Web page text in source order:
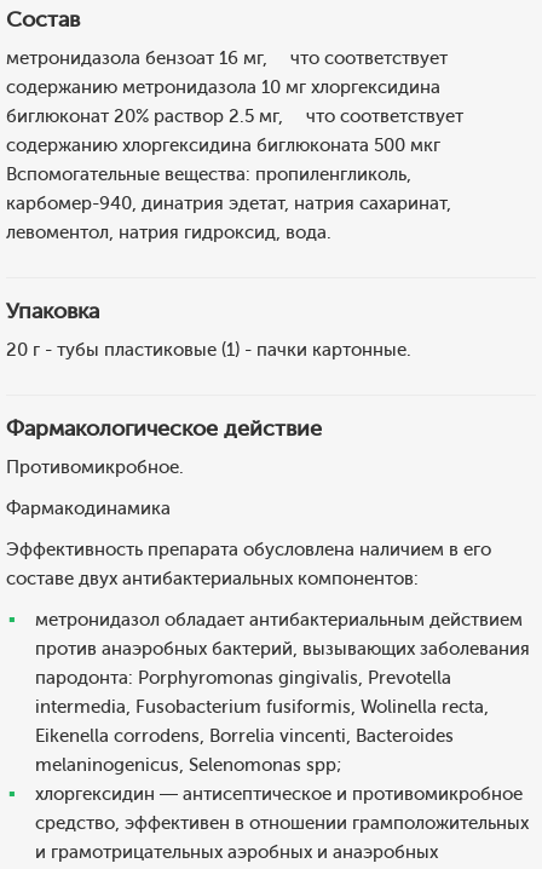
Состав
метронидазола бензоат 16 мг, что соответствует
содержанию метронидазола 10 мг хлоргексидина
биглюконат 20% раствор 2.5 мг, что соответствует
содержанию хлоргексидина биглюконата 500 мкг
Вспомогательные вещества: пропиленгликоль,
карбомер-940, динатрия эдетат, натрия сахаринат,
левоментол, натрия гидроксид, вода.
Упаковка
20 г - тубы пластиковые (1) - пачки картонные.
Фармакологическое действие
Противомикробное.
Фармакодинамика
Эффективность препарата обусловлена наличием в его
составе двух антибактериальных компонентов:
метронидазол обладает антибактериальным действием
против анаэробных бактерий, вызывающих заболевания
пародонта: Porphyromonas gingivalis, Prevotella
intermedia, Fusobacterium fusiformis, Wolinella recta,
Eikenella corrodens, Borrelia vincenti, Bacteroides
melaninogenicus, Selenomonas spp;
хлоргексидин — антисептическое и противомикробное
средство, эффективен в отношении грамположительных
и грамотрицательных аэробных и анаэробных